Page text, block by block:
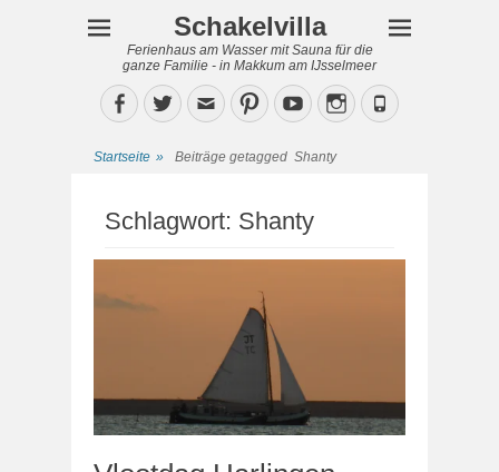
Schakelvilla
Ferienhaus am Wasser mit Sauna für die
ganze Familie - in Makkum am IJsselmeer
Facebook
TwitterEmailPinterestYouTubeInstagram
Phone
Startseite » Beiträge getagged Shanty
Schlagwort: Shanty